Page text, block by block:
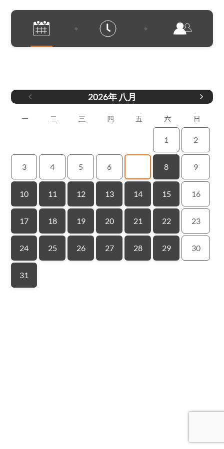
2026年 八月
一 二 三 四 五 六 日
1 2
3 4 5 6 8 9
10 11 12 13 14 15 16
17 18 19 20 21 22 23
24 25 26 27 28 29 30
31